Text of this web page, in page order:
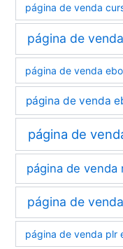
página de venda
página de
página de venda
página de venda
página de
página de venda
página de
página de venda plr